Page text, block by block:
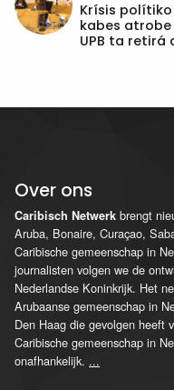
Krísis
kabes atrobe
UPB ta retirá
Over ons
Caribisch Netwerk brengt
Aruba, Bonaire, Curaçao,
Caribische gemeenschap in
journalisten volgen we de
Nederlandse Koninkrijk. Het
Arubaanse gemeenschap in
Den Haag die gevolgen heeft
Caribische gemeenschap in
onafhankelijk. ...